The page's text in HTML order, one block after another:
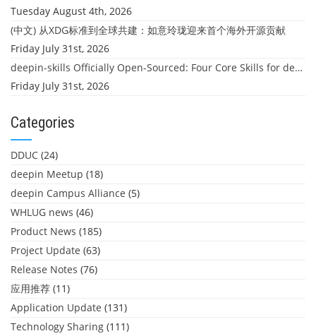
Tuesday August 4th, 2026
(中文) 从XDG标准到全球共建：如意玲珑迎来首个海外开源贡献
Friday July 31st, 2026
deepin-skills Officially Open-Sourced: Four Core Skills for deepin Developers
Friday July 31st, 2026
Categories
DDUC (24)
deepin Meetup (18)
deepin Campus Alliance (5)
WHLUG news (46)
Product News (185)
Project Update (63)
Release Notes (76)
应用推荐 (11)
Application Update (131)
Technology Sharing (111)